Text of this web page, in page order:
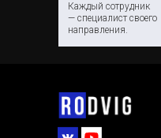
Каждый сотрудник
— специалист своего
направления.